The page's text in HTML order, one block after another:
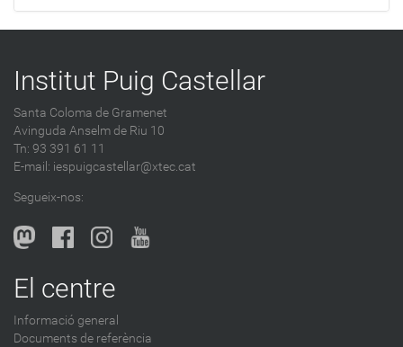
Institut Puig Castellar
Santa Coloma de Gramenet
Avinguda Anselm de Riu 10
Tn: 93 391 61 11
E-mail: iespuigcastellar@xtec.cat
Segueix-nos:
El centre
Informació general
Documents de referència